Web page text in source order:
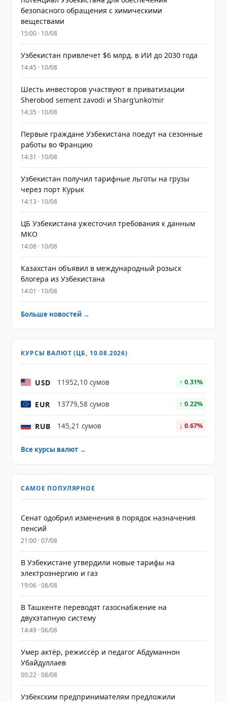
безопасного обращения с химическими
веществами
15:00 · 10/08
Узбекистан привлечет $6 млрд. в ИИ до 2030 года
14:45 · 10/08
Шесть инвесторов участвуют в приватизации
Sherobod sement zavodi и Shargʻunkoʻmir
14:35 · 10/08
Первые граждане Узбекистана поедут на сезонные
работы во Францию
14:31 · 10/08
Узбекистан получил тарифные льготы на грузы
через порт Курык
14:13 · 10/08
ЦБ Узбекистана ужесточил требования к данным
МКО
14:08 · 10/08
Казахстан объявил в международный розыск
блогера из Узбекистана
14:01 · 10/08
Больше новостей →
КУРСЫ ВАЛЮТ (ЦБ, 10.08.2026)
USD 11952,10 сумов ↑ 0.31%
EUR 13779,58 сумов ↑ 0.22%
RUB 145,21 сумов ↓ 0.67%
Все курсы валют →
САМОЕ ПОПУЛЯРНОЕ
Сенат одобрил изменения в порядок назначения
пенсий
21:00 · 07/08
В Узбекистане утвердили новые тарифы на
электроэнергию и газ
19:06 · 08/08
В Ташкенте переводят газоснабжение на
двухэтапную систему
14:49 · 06/08
Умер актёр, режиссёр и педагог Абдуманнон
Убайдуллаев
00:22 · 08/08
Узбекским предпринимателям предложили